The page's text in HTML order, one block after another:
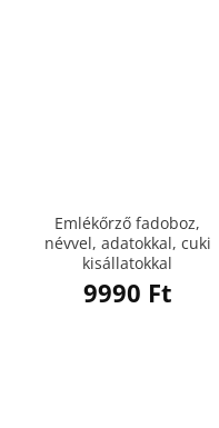
Emlékőrző fadoboz,
névvel, adatokkal, cuki
kisállatokkal
9990 Ft